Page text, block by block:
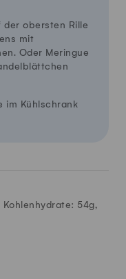
der obersten Rille
mit
Oder Meringue
im Kühlschrank
Kohlenhydrate: 54g,